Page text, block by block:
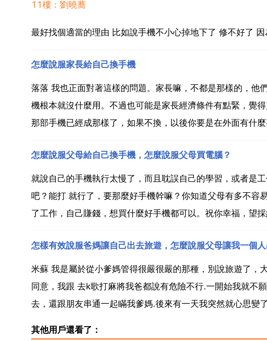
11樓：劉曉蕎
最好找個適當的理由 比如說手機不小心掉地下了 修不好了
怎麼說服家長給自己換手機
落落 我也正面對著這樣的問題。家長嘛，不都是那樣的，他
機根本就沒什麼用。不過也可能是家長經濟條件有點緊，覺
那部手機已經成那樣了，如果不換，以後你要是在外面有什
怎麼說服父母給自己換手機，怎麼說服父母買電腦？
就說自己的手機執行太慢了，而且耽誤自己的學習，或者是
吧？能打 就行了，要那麼好手機幹嘛？你知道父母有多不容
了工作，自己賺錢，想買什麼好手機都可以。祝你幸福，望
怎樣有效說服爸媽讓自己出去旅遊，怎麼說服父母讓我一個人
米蘇 我是屬於從小爹媽管得很嚴很嚴的那種，別說旅遊了，
同意，我跟 去k歌打麻將我爸都說有危險不行.一開始我就不
去，還跟朋友串通一起瞞我爹媽.後來有一天我突然就心思變
其他用戶還看了：